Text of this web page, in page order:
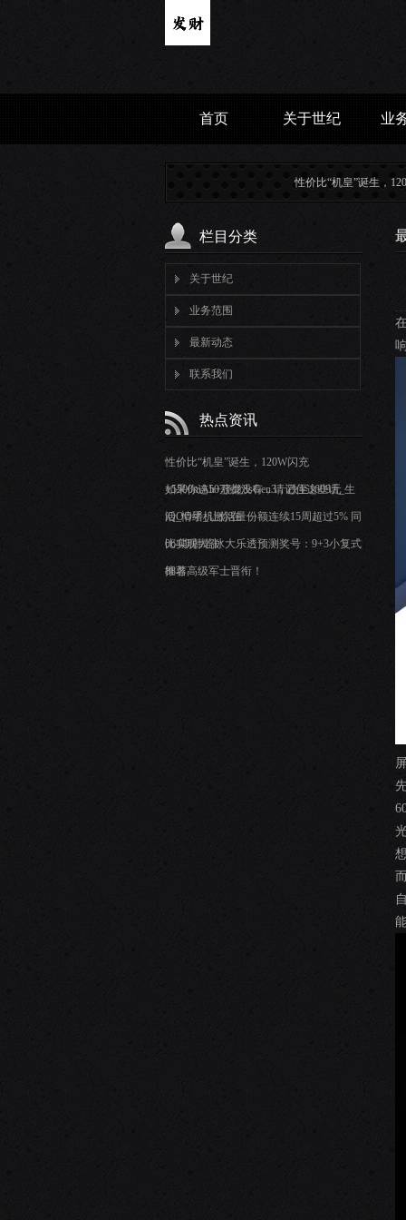
首页 关于世纪 业
性价比“机皇”诞生，120W闪充
栏目分类
关于世纪
业务范围
最新动态
联系我们
热点资讯
性价比“机皇”诞生，120W闪充
+5500mAh+骁龙8sGen3，跌至1609元
如果你连50万都没有，请记住这些话_生
活_情绪_让你在
iQOO手机激活量份额连续15周超过5% 同
比实现大涨
064期韩若冰大乐透预测奖号：9+3小复式
推荐
88名高级军士晋衔！